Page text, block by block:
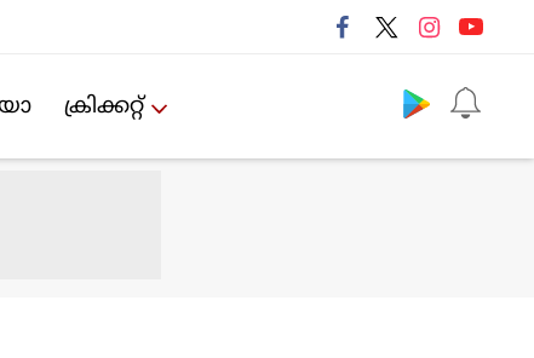
ക്രിക്കറ്റ്‌